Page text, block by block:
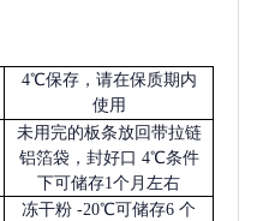
4℃保存，请在保质期内
使用
未用完的板条放回带拉链
铝箔袋，封好口 4℃条件
下可储存1个月左右
冻干粉 -20℃可储存6 个